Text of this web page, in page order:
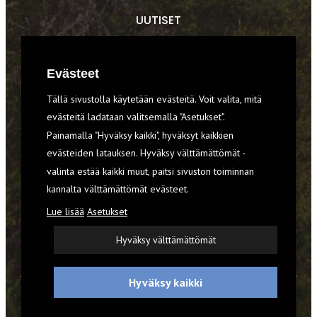
UUTISET
VARUSTEET
TILAA RETKI-LEHTI
YHTEYSTIEDOT
REKISTERISELOSTE
EVÄSTEET
Evästeet
Tällä sivustolla käytetään evästeitä. Voit valita, mitä
evästeitä ladataan valitsemalla "Asetukset".
Painamalla "Hyväksy kaikki", hyväksyt kaikkien
evästeiden latauksen. Hyväksy välttämättömät -
valinta estää kaikki muut, paitsi sivuston toiminnan
kannalta välttämättömät evästeet.
Lue lisää Asetukset
Hyväksy välttämättömät
Hyväksy kaikki